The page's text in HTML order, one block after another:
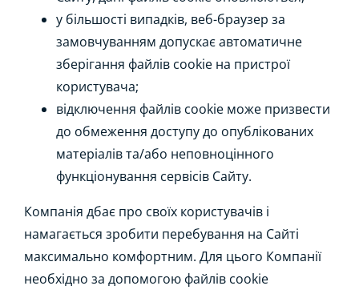
у більшості випадків, веб-браузер за
замовчуванням допускає автоматичне
зберігання файлів cookie на пристрої
користувача;
відключення файлів cookie може призвести
до обмеження доступу до опублікованих
матеріалів та/або неповноцінного
функціонування сервісів Сайту.
Компанія дбає про своїх користувачів і
намагається зробити перебування на Сайті
максимально комфортним. Для цього Компанії
необхідно за допомогою файлів cookie